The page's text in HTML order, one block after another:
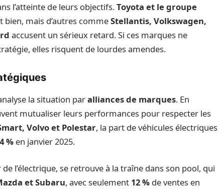
l’atteinte de leurs objectifs.Toyota et le groupe
bien, mais d’autres commeStellantis, Volkswagen,
accusent un sérieux retard. Si ces marques ne
elles risquent de lourdes amendes.
la situation paralliances de marques. En
mutualiser leurs performances pour respecter les
Volvo et Polestar, la part de véhicules électriques
% en janvier 2025.
l’électrique, se retrouve à la traîne dans son pool, qui
et Subaru, avec seulement 12 % de ventes en